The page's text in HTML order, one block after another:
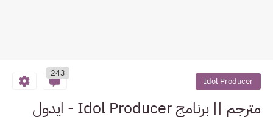
Idol Producer
243
مترجم || برنامج Idol Producer - ايدول